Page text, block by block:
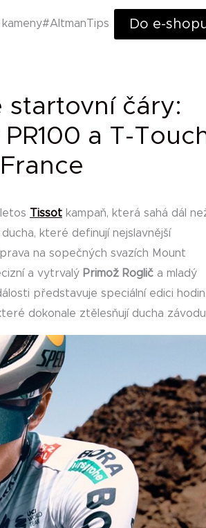
kameny#AltmanTips Do e-
startovní čáry:
a T-
Tissot kampaň, která sahá dál
které definují nejslavnější
na sopečných svazích Mount
a vytrvalý Primož Roglič a mladý
představuje speciální edici
dokonale ztělesňují ducha